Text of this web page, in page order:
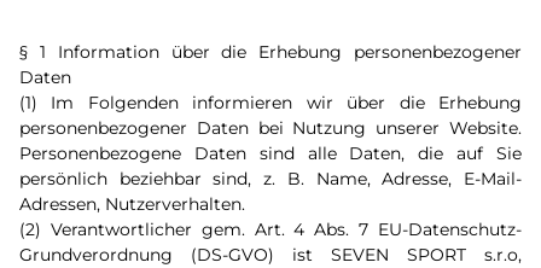
§ 1 Information über die Erhebung personenbezogener
Daten
(1) Im Folgenden informieren wir über die Erhebung
personenbezogener Daten bei Nutzung unserer Website.
Personenbezogene Daten sind alle Daten, die auf Sie
persönlich beziehbar sind, z. B. Name, Adresse, E-Mail-
Adressen, Nutzerverhalten.
(2) Verantwortlicher gem. Art. 4 Abs. 7 EU-Datenschutz-
Grundverordnung (DS-GVO) ist SEVEN SPORT s.r.o,